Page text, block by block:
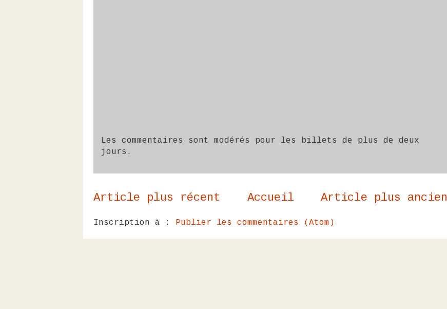
Les commentaires sont modérés pour les billets de plus de deux
jours.
Article plus récent Article plus ancien
Accueil
Inscription à : Publier les commentaires (Atom)